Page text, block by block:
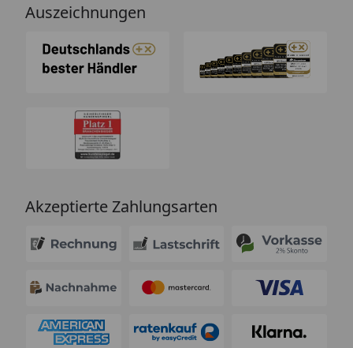
Auszeichnungen
Akzeptierte Zahlungsarten